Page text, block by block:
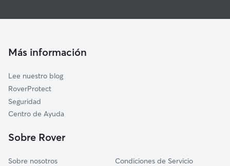
Castronuevo de Esgueva
Cubillas de Santa Marta
Renedo de Esgueva
Santovenia de Pisuerga
Cuidadores a domicilio en San-Martin-De-Valveni
Más información
Lee nuestro blog
RoverProtect
Seguridad
Centro de Ayuda
Sobre Rover
Sobre nosotros
Condiciones de Servicio